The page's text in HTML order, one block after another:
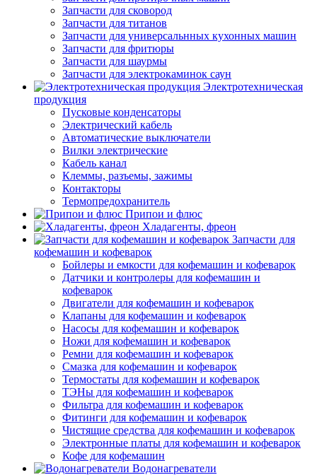
Запчасти для сковород
Запчасти для титанов
Запчасти для универсальнных кухонных машин
Запчасти для фритюры
Запчасти для шаурмы
Запчасти для электрокаминок саун
Электротехническая
продукция
Пусковые конденсаторы
Электрический кабель
Автоматические выключатели
Вилки электрические
Кабель канал
Клеммы, разъемы, зажимы
Контакторы
Термопредохранитель
Припои и флюс
Хладагенты, фреон
Запчасти для
кофемашин и кофеварок
Бойлеры и емкости для кофемашин и кофеварок
Датчики и контролеры для кофемашин и
кофеварок
Двигатели для кофемашин и кофеварок
Клапаны для кофемашин и кофеварок
Насосы для кофемашин и кофеварок
Ножи для кофемашин и кофеварок
Ремни для кофемашин и кофеварок
Смазка для кофемашин и кофеварок
Термостаты для кофемашин и кофеварок
ТЭНы для кофемашин и кофеварок
Фильтра для кофемашин и кофеварок
Фитинги для кофемашин и кофеварок
Чистящие средства для кофемашин и кофеварок
Электронные платы для кофемашин и кофеварок
Кофе для кофемашин
Водонагреватели